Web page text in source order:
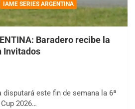
IAME SERIES ARGENTINA
Baradero recibe la
Invitados
disputará este fin de semana la 6ª
2026…